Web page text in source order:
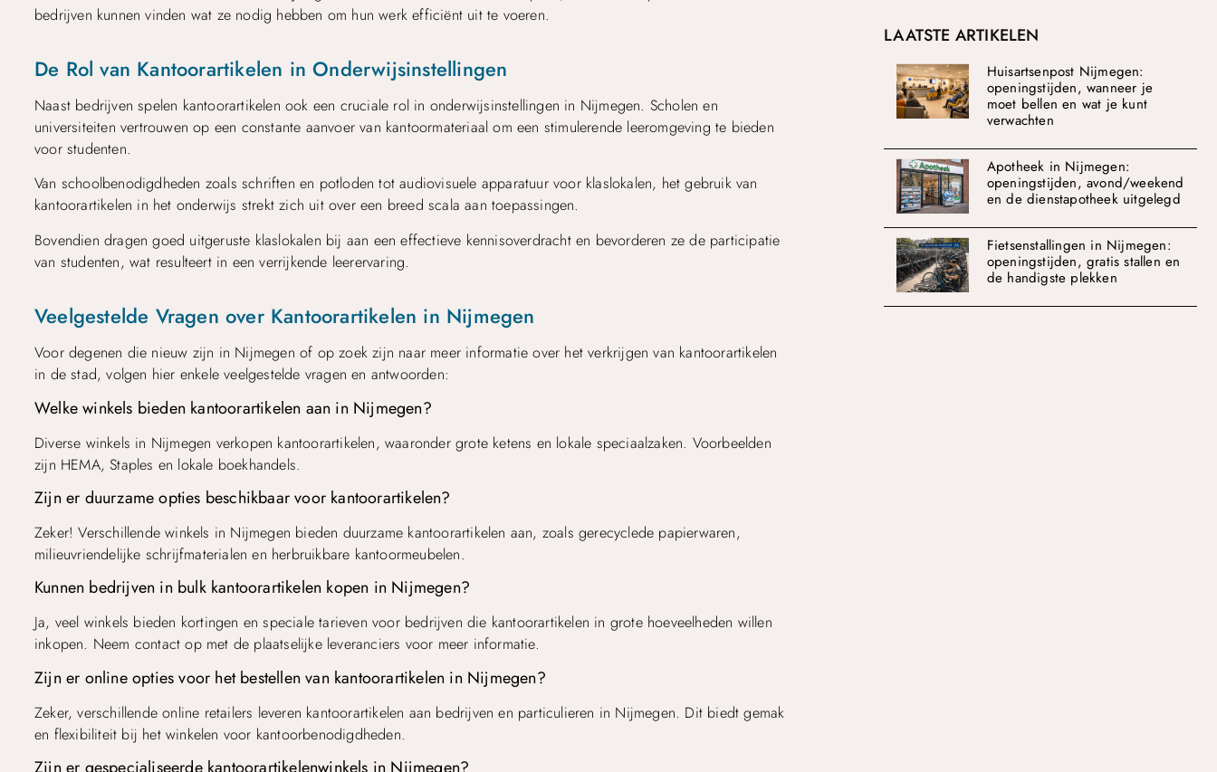
bedrijven kunnen vinden wat ze nodig hebben om hun werk efficiënt uit te voeren.
De Rol van Kantoorartikelen in Onderwijsinstellingen
Naast bedrijven spelen kantoorartikelen ook een cruciale rol in onderwijsinstellingen in Nijmegen. Scholen en
universiteiten vertrouwen op een constante aanvoer van kantoormateriaal om een stimulerende leeromgeving te bieden
voor studenten.
Van schoolbenodigdheden zoals schriften en potloden tot audiovisuele apparatuur voor klaslokalen, het gebruik van
kantoorartikelen in het onderwijs strekt zich uit over een breed scala aan toepassingen.
Bovendien dragen goed uitgeruste klaslokalen bij aan een effectieve kennisoverdracht en bevorderen ze de participatie
van studenten, wat resulteert in een verrijkende leerervaring.
Veelgestelde Vragen over Kantoorartikelen in Nijmegen
Voor degenen die nieuw zijn in Nijmegen of op zoek zijn naar meer informatie over het verkrijgen van kantoorartikelen
in de stad, volgen hier enkele veelgestelde vragen en antwoorden:
Welke winkels bieden kantoorartikelen aan in Nijmegen?
Diverse winkels in Nijmegen verkopen kantoorartikelen, waaronder grote ketens en lokale speciaalzaken. Voorbeelden
zijn HEMA, Staples en lokale boekhandels.
Zijn er duurzame opties beschikbaar voor kantoorartikelen?
Zeker! Verschillende winkels in Nijmegen bieden duurzame kantoorartikelen aan, zoals gerecyclede papierwaren,
milieuvriendelijke schrijfmaterialen en herbruikbare kantoormeubelen.
Kunnen bedrijven in bulk kantoorartikelen kopen in Nijmegen?
Ja, veel winkels bieden kortingen en speciale tarieven voor bedrijven die kantoorartikelen in grote hoeveelheden willen
inkopen. Neem contact op met de plaatselijke leveranciers voor meer informatie.
Zijn er online opties voor het bestellen van kantoorartikelen in Nijmegen?
Zeker, verschillende online retailers leveren kantoorartikelen aan bedrijven en particulieren in Nijmegen. Dit biedt gemak
en flexibiliteit bij het winkelen voor kantoorbenodigdheden.
LAATSTE ARTIKELEN
Huisartsenpost Nijmegen:
openingstijden, wanneer je
moet bellen en wat je kunt
verwachten
Apotheek in Nijmegen:
openingstijden, avond/weekend
en de dienstapotheek uitgelegd
Fietsenstallingen in Nijmegen:
openingstijden, gratis stallen en
de handigste plekken